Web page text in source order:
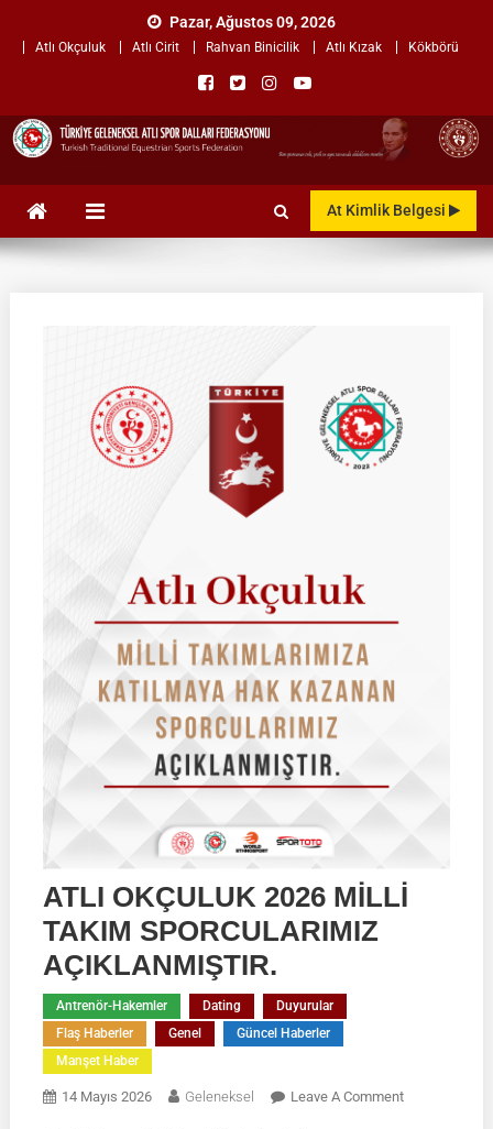
Pazar, Ağustos 09, 2026
Atlı Okçuluk Atlı Cirit Rahvan Binicilik Atlı Kızak Kökbörü
TÜRKİYE GELENEKSEL ATLI
SPOR DALLARIAt Kimlik Belgesi
ATLI OKÇULUK 2026 MİLLİ
TAKIM SPORCULARIMIZ
AÇIKLANMIŞTIR.
Antrenör-Hakemler Dating
Duyurular
Flaş Haberler
Genel
Güncel Haberler
Manşet Haber
14 Mayıs 2026 Geleneksel Leave A CommentOn